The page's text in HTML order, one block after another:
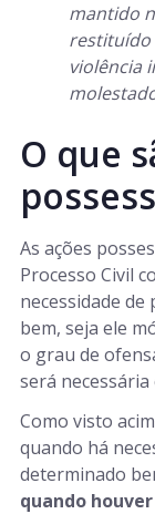
mantido
restituído
violência
O que
As ações
Processo Civil
necessidade
bem, seja ele
o grau de
será
Como visto
quando há
determinado
quando